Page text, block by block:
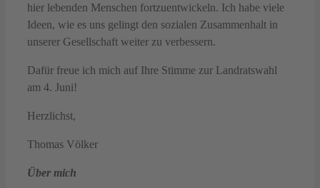
hier lebenden Menschen fortzuentwickeln. Ich habe viele
Ideen, wie es uns gelingt den sozialen Zusammenhalt in
unserer Gesellschaft weiter zu verbessern.
Dafür freue ich mich auf Ihre Stimme zur Landratswahl
am 4. Juni!
Herzlichst,
Thomas Völker
Über mich